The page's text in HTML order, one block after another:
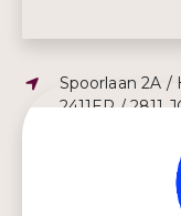
Adres:
Spoorlaan 2A /
2411ER / 2811